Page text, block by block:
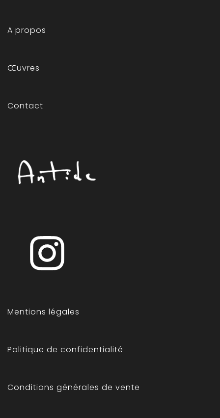
A propos
Œuvres
Contact
Mentions légales
Politique de confidentialité
Conditions générales de vente